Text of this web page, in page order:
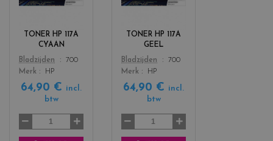
TONER HP 117A
CYAAN
Color
r
c
a
Bladzijden
700
Merk
HP
64,90 €
incl.
btw
TONER HP 117A
GEEL
Color
r
y
l
w
Bladzijden
700
Merk
HP
64,90 €
incl.
btw